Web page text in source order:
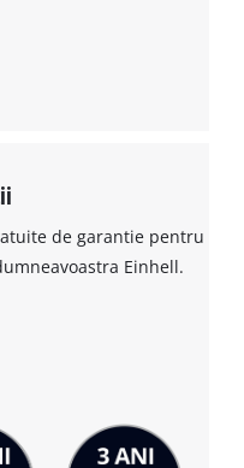
de garantie pentru
Einhell.